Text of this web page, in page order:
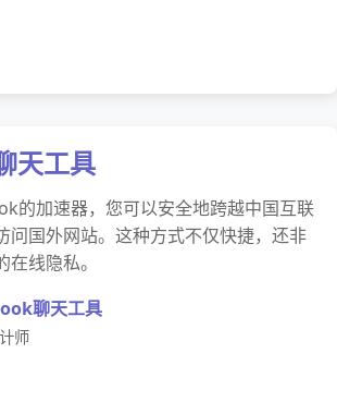
天工具
的加速器，您可以安全地跨越中国互联
问国外网站。这种方式不仅快捷，还非
线隐私。
聊天工具
师